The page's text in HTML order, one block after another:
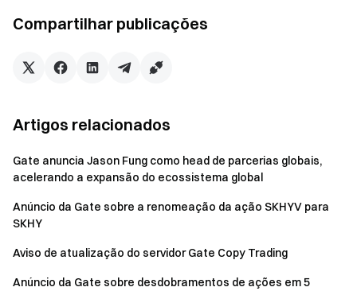
Compartilhar publicações
Artigos relacionados
Gate anuncia Jason Fung como head de parcerias globais,
acelerando a expansão do ecossistema global
Anúncio da Gate sobre a renomeação da ação SKHYV para
SKHY
Aviso de atualização do servidor Gate Copy Trading
Anúncio da Gate sobre desdobramentos de ações em 5